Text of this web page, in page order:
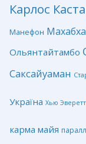
Карлос
Манефон
Ольянтайтамбо
Саксайуаман
Україна Хью Эверетт
карма майя